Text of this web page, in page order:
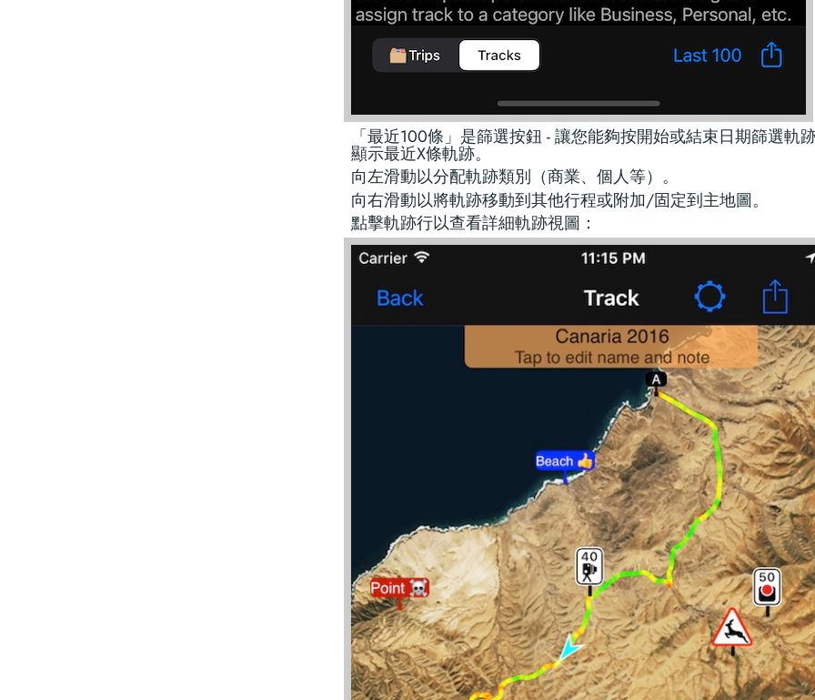
「最近100條」是篩選按鈕 - 讓您能夠按開始或結束日期篩選軌
顯示最近X條軌跡。
向左滑動以分配軌跡類別（商業、個人等）。
向右滑動以將軌跡移動到其他行程或附加/固定到主地圖。
點擊軌跡行以查看詳細軌跡視圖：